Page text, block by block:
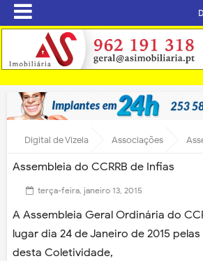
Digital de Vizela Associações
Assembleia do CCRRB de Infias
terça-feira, janeiro 13, 2015
A Assembleia Geral Ordinária do
lugar dia 24 de Janeiro de 2015
desta Coletividade,